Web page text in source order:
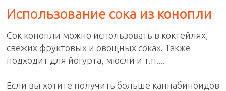
Использование сока из конопли
Сок конопли можно использовать в коктейлях,
свежих фруктовых и овощных соках. Также
подходит для йогурта, мюсли и т.п....
Если вы хотите получить больше каннабиноидов